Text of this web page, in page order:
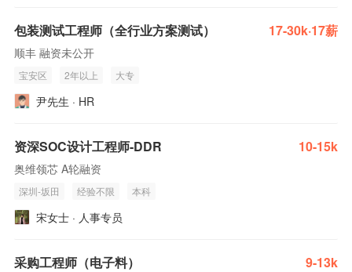
包装测试工程师（全行业方案测试） 17-30k·17薪
顺丰 融资未公开
宝安区 2年以上 大专
尹先生 · HR
资深SOC设计工程师-DDR 10-15k
奥维领芯 A轮融资
深圳-坂田 经验不限 本科
宋女士 · 人事专员
采购工程师（电子料） 9-13k